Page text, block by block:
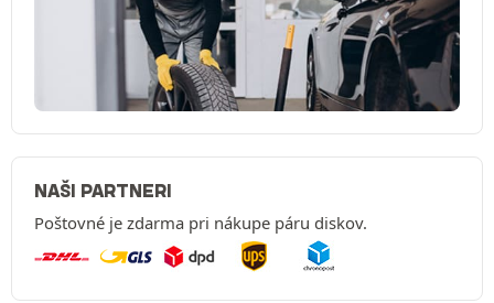
NAŠI PARTNERI
Poštovné je zdarma pri nákupe páru diskov.